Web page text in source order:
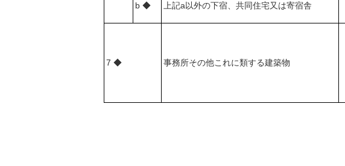
b ◆ 上記a以外の下宿、共同住宅又は寄宿舎
7 ◆ 事務所その他これに類する建築物